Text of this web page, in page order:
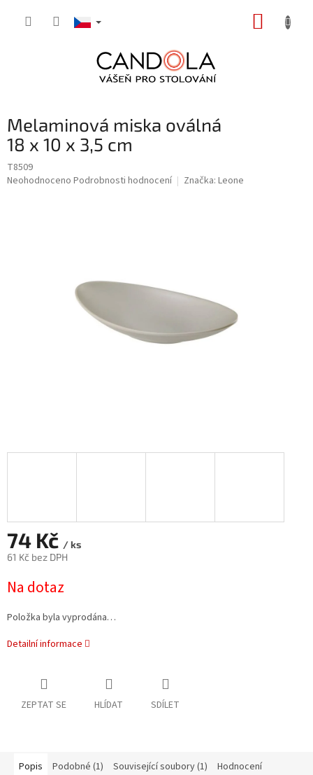
Melaminová miska oválná
18 x 10 x 3,5 cm
T8509
Průměrné
Neohodnoceno Podrobnosti hodnocení Značka: Leone
74 Kč / ks
61 Kč bez DPH
cena:
Na dotaz
Položka byla vyprodána…
Detailní informace
ZEPTAT SE HLÍDAT SDÍLET
Popis Podobné (1) Související soubory (1) Hodnocení